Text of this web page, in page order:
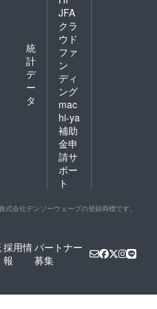
統
計
デ
ー
タ
JFA
クラ
ウド
ファ
ン
ディ
ング
mac
hi-ya
補助
金申
請サ
ポー
ト
式会社デンソーウェーブの登録商標です。
採用情
報
パートナー
募集